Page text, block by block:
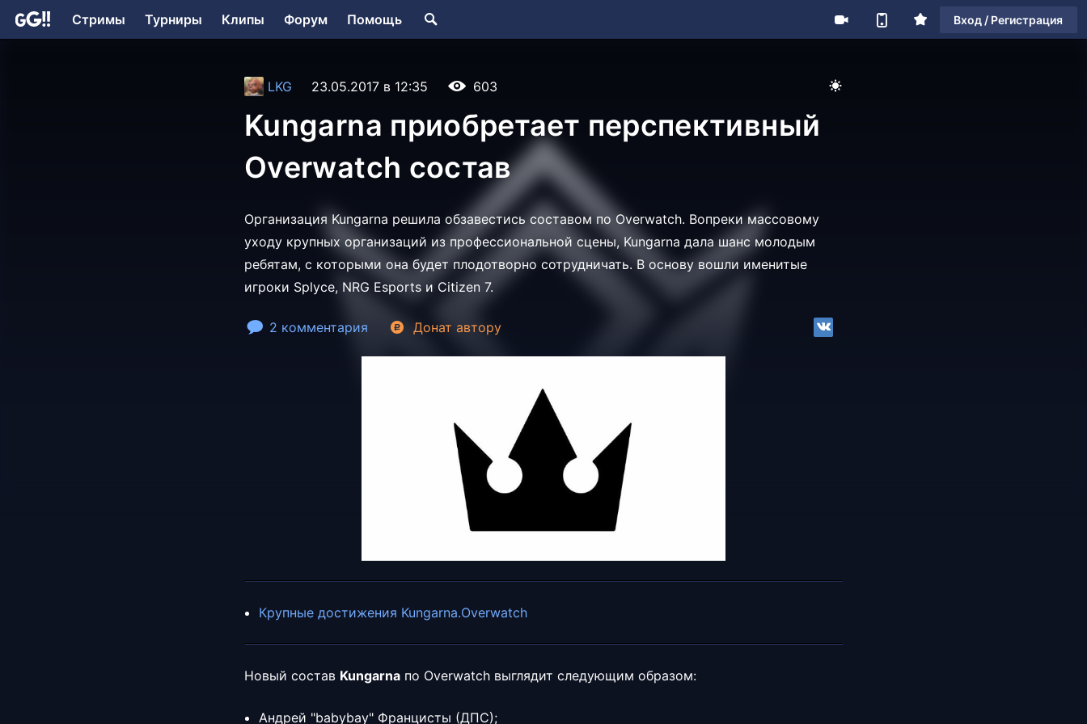
Стримы Турниры Клипы Форум Помощь Вход / Регистрация
LKG 23.05.2017 в 12:35 603
Kungarna приобретает перспективный
Overwatch состав
Организация Kungarna решила обзавестись составом по Overwatch. Вопреки массовому
уходу крупных организаций из профессиональной сцены, Kungarna дала шанс молодым
ребятам, с которыми она будет плодотворно сотрудничать. В основу вошли именитые
игроки Splyce, NRG Esports и Citizen 7.
2 комментария Донат автору
Крупные достижения Kungarna.Overwatch
Новый состав Kungarna по Overwatch выглядит следующим образом:
Андрей "babybay" Францисты (ДПС);